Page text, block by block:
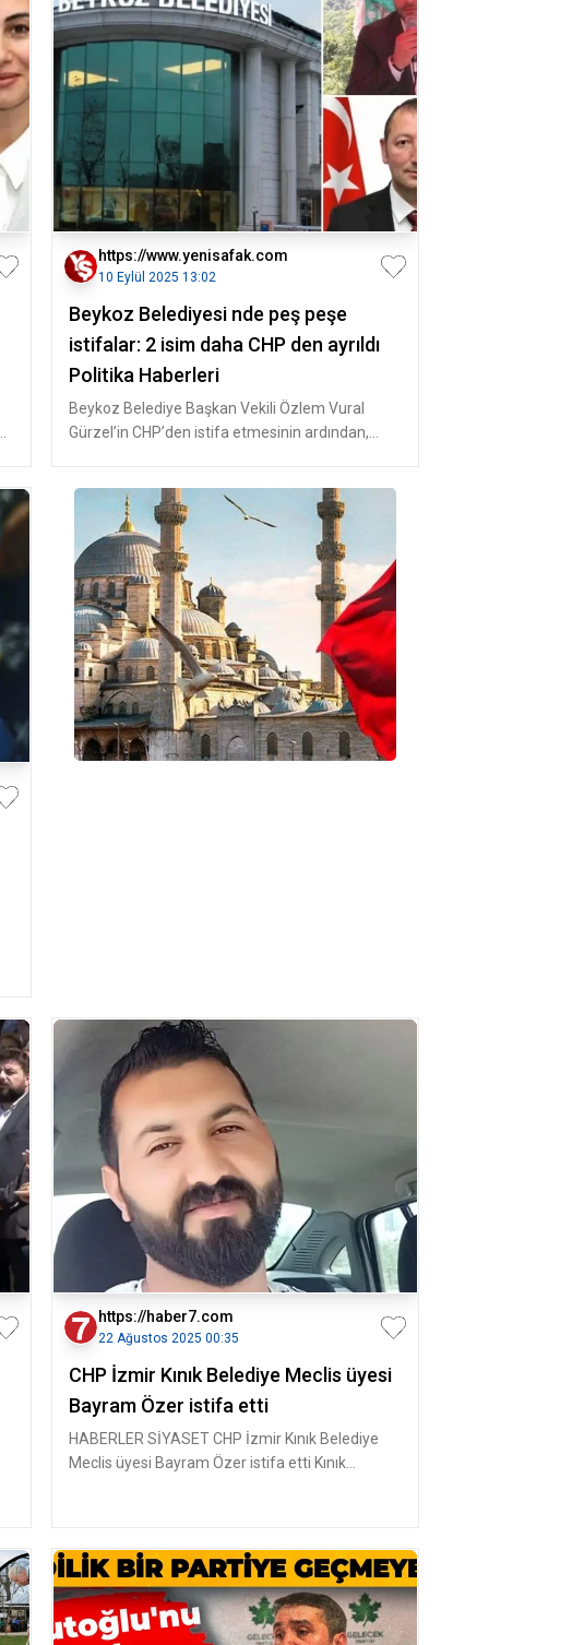
https://www.yenisafak.com
10 Eylül 2025 13:02
Beykoz Belediyesi nde peş peşe
istifalar: 2 isim daha CHP den ayrıldı
Politika Haberleri
Beykoz Belediye Başkan Vekili Özlem Vural
Gürzel’in CHP’den istifa etmesinin ardından,
https://haber7.com
22 Ağustos 2025 00:35
CHP İzmir Kınık Belediye Meclis üyesi
Bayram Özer istifa etti
HABERLER SİYASET CHP İzmir Kınık Belediye
Meclis üyesi Bayram Özer istifa etti Kınık